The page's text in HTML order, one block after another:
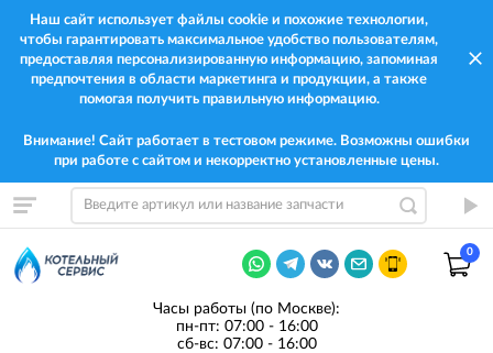
Наш сайт использует файлы cookie и похожие технологии,
чтобы гарантировать максимальное удобство пользователям,
предоставляя персонализированную информацию, запоминая
предпочтения в области маркетинга и продукции, а также
помогая получить правильную информацию.
Внимание! Сайт работает в тестовом режиме. Возможны ошибки
при работе с сайтом и некорректно установленные цены.
0
Часы работы (по Москве):
пн-пт: 07:00 - 16:00
сб-вс: 07:00 - 16:00